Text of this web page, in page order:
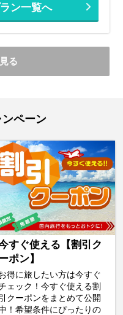
ン一覧へ
る
ペーン
すぐ使える【割引ク
ポン】
得に旅したい方は今すぐ
ェック！今すぐ使える割
クーポンをまとめて公開
！希望条件にぴったりの